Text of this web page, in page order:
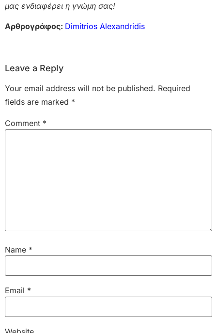
μας ενδιαφέρει η γνώμη σας!
Αρθρογράφος: Dimitrios Alexandridis
Leave a Reply
Your email address will not be published. Required
fields are marked *
Comment *
Name *
Email *